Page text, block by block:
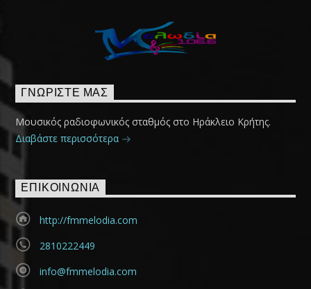
ΓΝΩΡΊΣΤΕ ΜΑΣ
Μουσικός ραδιοφωνικός σταθμός στο Ηράκλειο Κρήτης.
Διαβάστε περισσότερα
ΕΠΙΚΟΙΝΩΝΊΑ
http://fmmelodia.com
2810222449
info@fmmelodia.com